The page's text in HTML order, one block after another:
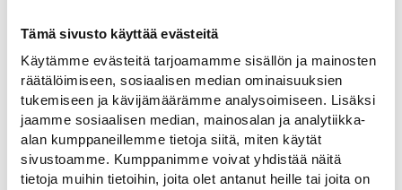
Tämä sivusto käyttää evästeitä
Käytämme evästeitä tarjoamamme sisällön ja mainosten
räätälöimiseen, sosiaalisen median ominaisuuksien
tukemiseen ja kävijämäärämme analysoimiseen. Lisäksi
jaamme sosiaalisen median, mainosalan ja analytiikka-
alan kumppaneillemme tietoja siitä, miten käytät
sivustoamme. Kumppanimme voivat yhdistää näitä
tietoja muihin tietoihin, joita olet antanut heille tai joita on